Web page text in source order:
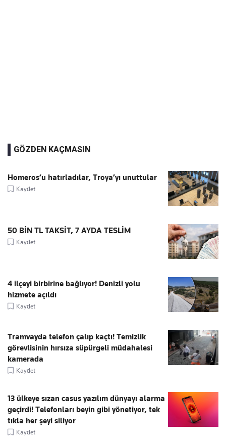
GÖZDEN KAÇMASIN
Homeros’u hatırladılar, Troya’yı unuttular
Kaydet
50 BİN TL TAKSİT, 7 AYDA TESLİM
Kaydet
4 ilçeyi birbirine bağlıyor! Denizli yolu
hizmete açıldı
Kaydet
Tramvayda telefon çalıp kaçtı! Temizlik
görevlisinin hırsıza süpürgeli müdahalesi
kamerada
Kaydet
13 ülkeye sızan casus yazılım dünyayı alarma
geçirdi! Telefonları beyin gibi yönetiyor, tek
tıkla her şeyi siliyor
Kaydet